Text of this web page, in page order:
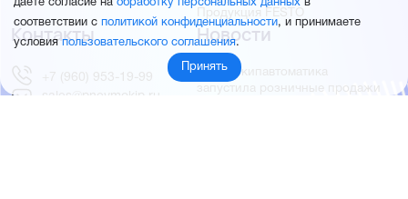
Продукция FESTO
Новости
Пневмокипавтоматика
запустила розничные продажи
Контакты
+7 (960) 953-19-99
sales@pnevmokip.ru
даете согласие на обработку персональных данных в
соответствии с политикой конфиденциальности, и принимаете
условияпользовательского соглашения.
Принять